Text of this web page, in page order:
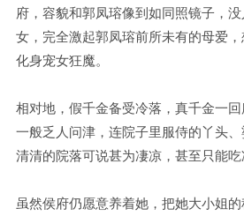
府，容貌和郭凤瑢像到如同照镜子，
女，完全激起郭凤瑢前所未有的母爱，
化身宠女狂魔。
相对地，假千金备受冷落，真千金一
一般乏人问津，连院子里服侍的丫头
清清的院落可说甚为凄凉，甚至只能吃
虽然侯府仍愿意养着她，把她大小姐